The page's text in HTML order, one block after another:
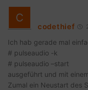
codethief
Ich hab gerade mal
# pulseaudio -k
# pulseaudio –start
ausgeführt und mit
Zumal ein Neustart des